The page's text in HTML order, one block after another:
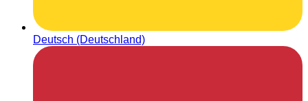
Deutsch (Deutschland)